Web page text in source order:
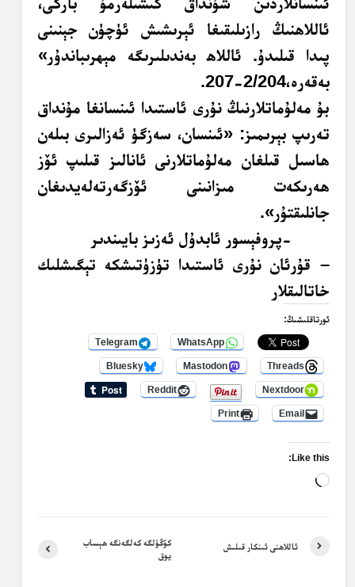
ئاللاھنىڭ رازىلىقىغا ئېرىشىش ئۈچۈن جېنىنى
پىدا قىلىدۇ. ئاللاھ بەندىلىرىگە مېھرىباندۇر»
بەقەرە،2/204-207.
بۇ مەلۇماتلارنىڭ نۇرى ئاستىدا ئىنسانغا مۇنداق
تەرىپ بېرىمىز: «ئىنسان، سەزگۈ ئەزالىرى بىلەن
ھاسىل قىلغان مەلۇماتلارنى ئانالىز قىلىپ ئۆز
ھەرىكەت مىزانىنى ئۆزگەرتەلەيدىغان
جانلىقتۇر».
-پروفېسور ئابدۇل ئەزىز بايىندىر
– قۇرئان نۇرى ئاستىدا تۈزۈتىشكە تېگىشلىك
خاتالىقلار
ئورتاقلىشىڭ:
WhatsApp
Telegram
Threads
Mastodon
Bluesky
Nextdoor
Reddit
Email
Print
Like this:
Loading…
كۆڭۈلگە كەلگەنگە ھېساب
يوق
ئاللاھنى ئىنكار قىلىش